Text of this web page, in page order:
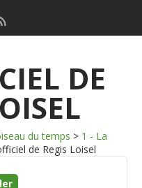
DE
du temps > 1 - La
de Regis Loisel